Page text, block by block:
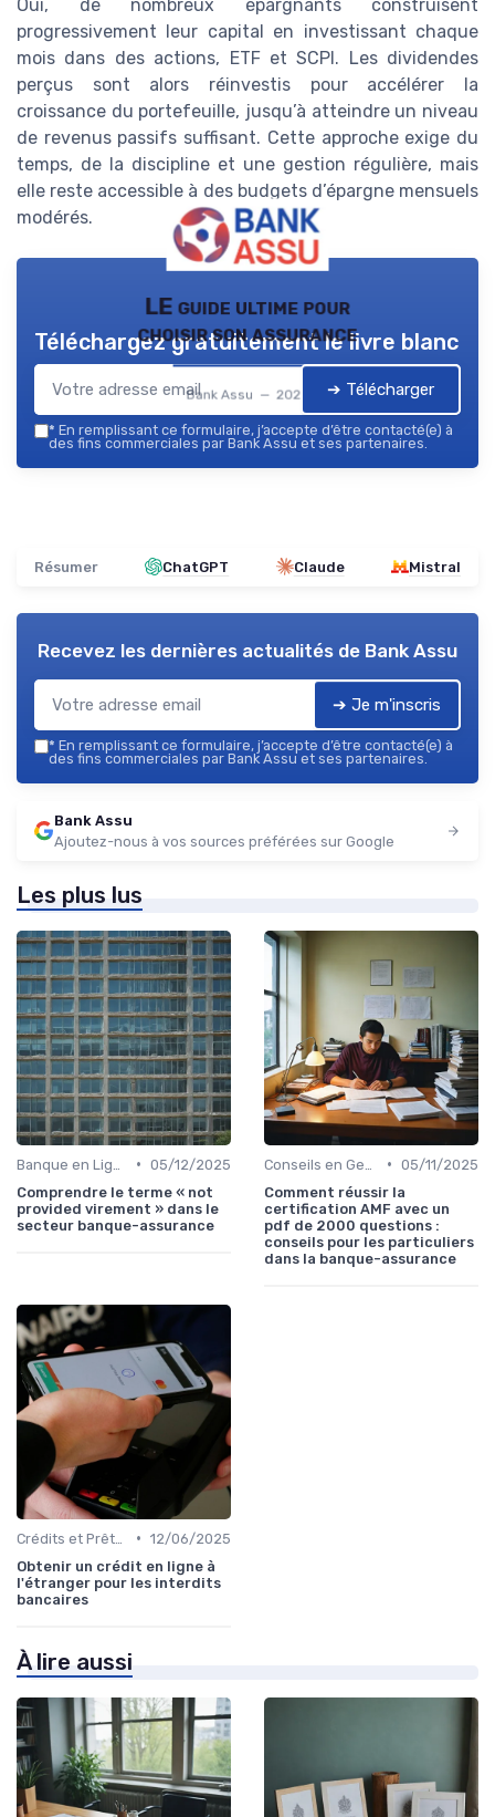
Oui, de nombreux épargnants construisent
progressivement leur capital en investissant chaque
mois dans des actions, ETF et SCPI. Les dividendes
perçus sont alors réinvestis pour accélérer la
croissance du portefeuille, jusqu’à atteindre un niveau
de revenus passifs suffisant. Cette approche exige du
temps, de la discipline et une gestion régulière, mais
elle reste accessible à des budgets d’épargne mensuels
modérés.
LE guide ultime pour
choisir son assurance
Bank Assu — 2026
Téléchargez gratuitement le livre blanc
➔ Télécharger
* En remplissant ce formulaire, j’accepte d’être contacté(e) à
des fins commerciales par Bank Assu et ses partenaires.
Résumer ChatGPT Claude Mistral
Recevez les dernières actualités de Bank Assu
➔ Je m'inscris
* En remplissant ce formulaire, j’accepte d’être contacté(e) à
des fins commerciales par Bank Assu et ses partenaires.
Bank Assu
Ajoutez-nous à vos sources préférées sur Google
Les plus lus
• 05/12/2025
Comprendre le terme « not
provided virement » dans le
secteur banque-assurance
• 05/11/2025
Comment réussir la
certification AMF avec un
pdf de 2000 questions :
conseils pour les particuliers
dans la banque-assurance
• 12/06/2025
Obtenir un crédit en ligne à
l'étranger pour les interdits
bancaires
À lire aussi